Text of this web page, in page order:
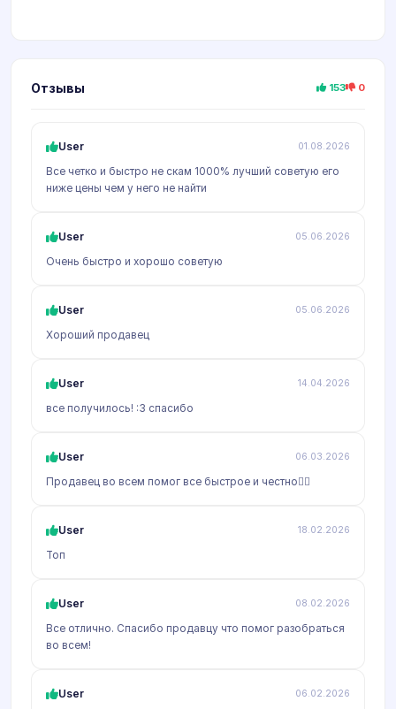
Отзывы 153 0
User 01.08.2026
Все четко и быстро не скам 1000% лучший советую его
ниже цены чем у него не найти
User 05.06.2026
Очень быстро и хорошо советую
User 05.06.2026
Хороший продавец
User 14.04.2026
все получилось! :3 спасибо
User 06.03.2026
Продавец во всем помог все быстрое и честно👍🏻
User 18.02.2026
Топ
User 08.02.2026
Все отлично. Спасибо продавцу что помог разобраться
во всем!
User 06.02.2026